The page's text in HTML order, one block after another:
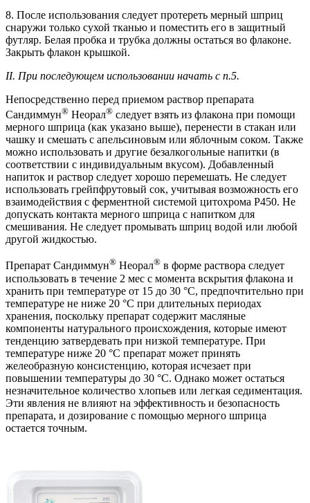
8. После использования следует протереть мерный шприц
снаружи только сухой тканью и поместить его в защитный
футляр. Белая пробка и трубка должны остаться во флаконе.
Закрыть флакон крышкой.
II. При последующем использовании начать с п.5.
Непосредственно перед приемом раствор препарата
Сандиммун® Неорал® следует взять из флакона при помощи
мерного шприца (как указано выше), перенести в стакан или
чашку и смешать с апельсиновым или яблочным соком. Также
можно использовать и другие безалкогольные напитки (в
соответствии с индивидуальным вкусом). Добавленный
напиток и раствор следует хорошо перемешать. Не следует
использовать грейпфрутовый сок, учитывая возможность его
взаимодействия с ферментной системой цитохрома Р450. Не
допускать контакта мерного шприца с напитком для
смешивания. Не следует промывать шприц водой или любой
другой жидкостью.
Препарат Сандиммун® Неорал® в форме раствора следует
использовать в течение 2 мес с момента вскрытия флакона и
хранить при температуре от 15 до 30 °C, предпочтительно при
температуре не ниже 20 °C при длительных периодах
хранения, поскольку препарат содержит масляные
компоненты натурального происхождения, которые имеют
тенденцию затвердевать при низкой температуре. При
температуре ниже 20 °C препарат может принять
желеобразную консистенцию, которая исчезает при
повышении температуры до 30 °C. Однако может остаться
незначительное количество хлопьев или легкая седиментация.
Эти явления не влияют на эффективность и безопасность
препарата, и дозирование с помощью мерного шприца
остается точным.